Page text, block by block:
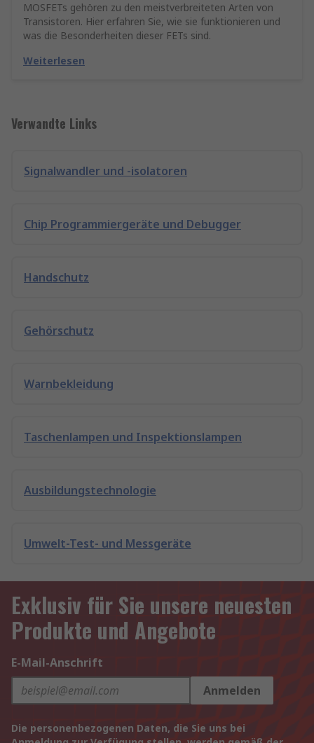
MOSFETs gehören zu den meistverbreiteten Arten von
Transistoren. Hier erfahren Sie, wie sie funktionieren und
was die Besonderheiten dieser FETs sind.
Weiterlesen
Verwandte Links
Signalwandler und -isolatoren
Chip Programmiergeräte und Debugger
Handschutz
Gehörschutz
Warnbekleidung
Taschenlampen und Inspektionslampen
Ausbildungstechnologie
Umwelt-Test- und Messgeräte
Exklusiv für Sie unsere neuesten
Produkte und Angebote
E-Mail-Anschrift
Anmelden
Die personenbezogenen Daten, die Sie uns bei